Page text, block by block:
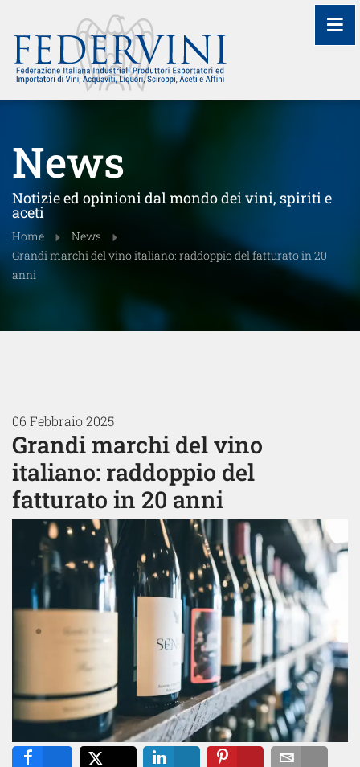
News
Notizie ed opinioni dal mondo dei vini, spiriti e
aceti
Home
News
Grandi marchi del vino italiano: raddoppio del fatturato in 20
anni
06 Febbraio 2025
Grandi marchi del vino
italiano: raddoppio del
fatturato in 20 anni
≡